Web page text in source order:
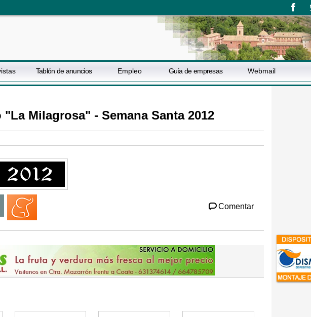
Tablón de anuncios Empleo Guía de empresas Webmail
Milagrosa" - Semana Santa 2012
Comentar